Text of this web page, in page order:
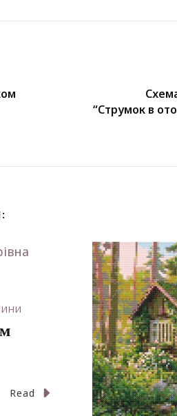
“Струмок в
Read